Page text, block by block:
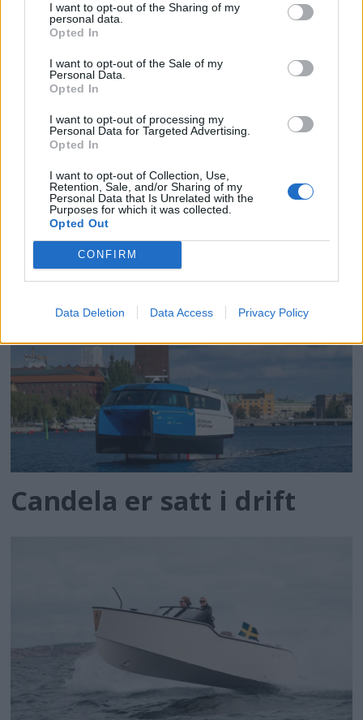
I want to opt-out of the Sharing of my
personal data.
Opted In
I want to opt-out of the Sale of my
Personal Data.
Opted In
I want to opt-out of processing my
Personal Data for Targeted Advertising.
Opted In
I want to opt-out of Collection, Use,
Retention, Sale, and/or Sharing of my
Personal Data that Is Unrelated with the
Purposes for which it was collected.
Opted Out
CONFIRM
Data Deletion Data Access Privacy Policy
Danskene lanserer ny el-
påhenger
Candela er satt i drift